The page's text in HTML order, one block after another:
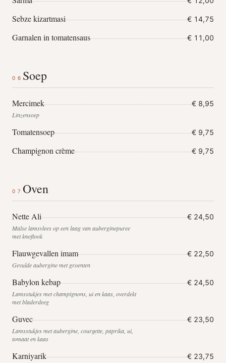
Sebze kizartmasi € 14,75
Garnalen in tomatensaus € 11,00
06 Soep
Mercimek € 8,95
Linzensoep
Tomatensoep € 9,75
Champignon crème € 9,75
07 Oven
Nette Ali € 24,50
Malse lamsvlees op een laag van auberginepuree
met knoflook
Flauwgevallen imam € 22,50
Gevulde aubergine met groenten
Babylon kebap € 24,50
Lamsstukjes met champignons, ui en kaas, overdekt
met bladerdeeg
Guvec € 23,50
Lamsstukjes met aubergine, courgette, paprika, ui,
tomaat en kaas
Karniyarik € 23,75